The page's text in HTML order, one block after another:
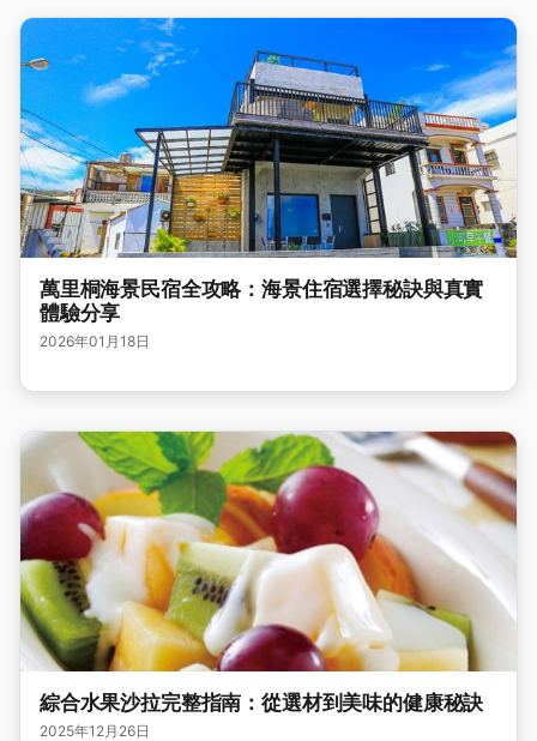
萬里桐海景民宿全攻略：海景住宿選擇秘訣與真實
體驗分享
2026年01月18日
綜合水果沙拉完整指南：從選材到美味的健康秘訣
2025年12月26日